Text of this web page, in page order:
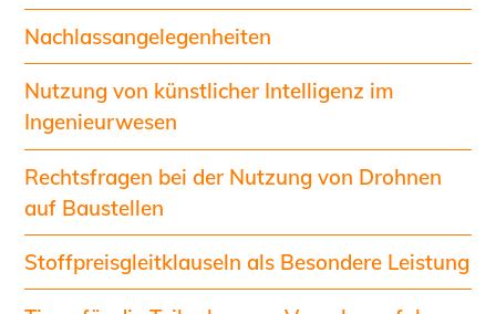
Nachlassangelegenheiten
Nutzung von künstlicher Intelligenz im
Ingenieurwesen
Rechtsfragen bei der Nutzung von Drohnen
auf Baustellen
Stoffpreisgleitklauseln als Besondere Leistung